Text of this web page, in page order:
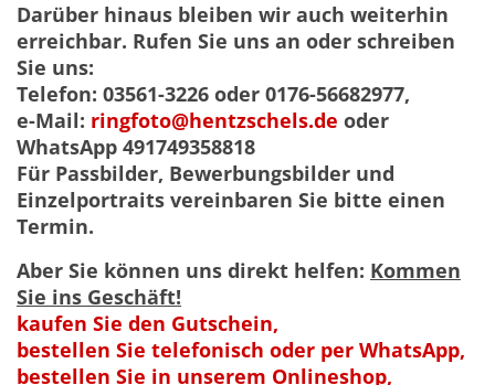
Darüber hinaus bleiben wir auch weiterhin
erreichbar. Rufen Sie uns an oder schreiben
Sie uns:
Telefon: 03561-3226 oder 0176-56682977,
e-Mail: ringfoto@hentzschels.de oder
WhatsApp 491749358818
Für Passbilder, Bewerbungsbilder und
Einzelportraits vereinbaren Sie bitte einen
Termin.
Aber Sie können uns direkt helfen: Kommen
Sie ins Geschäft!
kaufen Sie den Gutschein,
bestellen Sie telefonisch oder per WhatsApp,
bestellen Sie in unserem Onlineshop,